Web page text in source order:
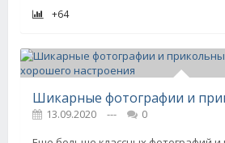
+64
13.09.2020 ---
0